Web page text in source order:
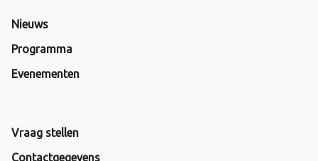
Nieuws
Programma
Evenementen
Vraag stellen
Contactgegevens